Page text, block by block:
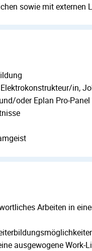
sowie mit externen
in,
oder Eplan Pro-
Arbeiten in
ausgewogene Work-